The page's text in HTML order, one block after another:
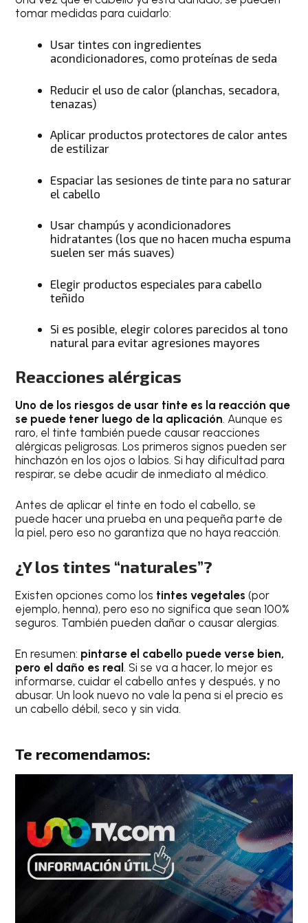
tomar medidas para cuidarlo:
Usar tintes con ingredientes
acondicionadores, como proteínas de seda
Reducir el uso de calor (planchas, secadora,
tenazas)
Aplicar productos protectores de calor antes
de estilizar
Espaciar las sesiones de tinte para no saturar
el cabello
Usar champús y acondicionadores
hidratantes (los que no hacen mucha espuma
suelen ser más suaves)
Elegir productos especiales para cabello
teñido
Si es posible, elegir colores parecidos al tono
natural para evitar agresiones mayores
Reacciones alérgicas
Uno de los riesgos de usar tinte es la reacción que
se puede tener luego de la aplicación. Aunque es
raro, el tinte también puede causar reacciones
alérgicas peligrosas. Los primeros signos pueden ser
hinchazón en los ojos o labios. Si hay dificultad para
respirar, se debe acudir de inmediato al médico.
Antes de aplicar el tinte en todo el cabello, se
puede hacer una prueba en una pequeña parte de
la piel, pero eso no garantiza que no haya reacción.
¿Y los tintes “naturales”?
Existen opciones como los tintes vegetales (por
ejemplo, henna), pero eso no significa que sean 100%
seguros. También pueden dañar o causar alergias.
En resumen: pintarse el cabello puede verse bien,
pero el daño es real. Si se va a hacer, lo mejor es
informarse, cuidar el cabello antes y después, y no
abusar. Un look nuevo no vale la pena si el precio es
un cabello débil, seco y sin vida.
Te recomendamos: